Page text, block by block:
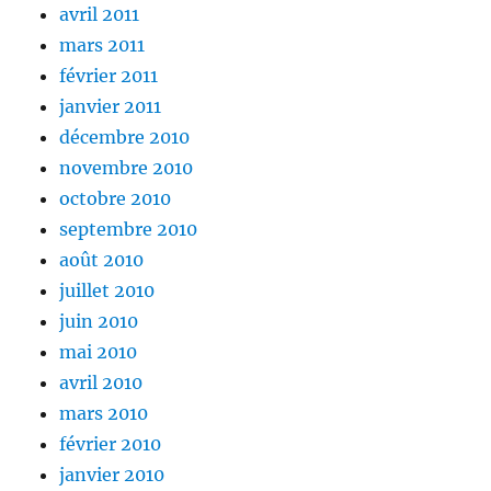
avril 2011
mars 2011
février 2011
janvier 2011
décembre 2010
novembre 2010
octobre 2010
septembre 2010
août 2010
juillet 2010
juin 2010
mai 2010
avril 2010
mars 2010
février 2010
janvier 2010